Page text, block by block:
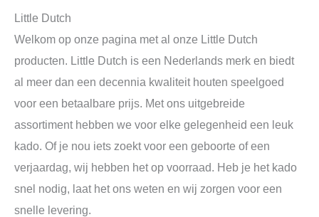
Little Dutch
Welkom op onze pagina met al onze Little Dutch
producten. Little Dutch is een Nederlands merk en biedt
al meer dan een decennia kwaliteit houten speelgoed
voor een betaalbare prijs. Met ons uitgebreide
assortiment hebben we voor elke gelegenheid een leuk
kado. Of je nou iets zoekt voor een geboorte of een
verjaardag, wij hebben het op voorraad. Heb je het kado
snel nodig, laat het ons weten en wij zorgen voor een
snelle levering.